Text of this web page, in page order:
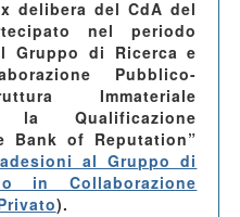
delibera del CdA del
nel periodo
Gruppo di Ricerca e
Pubblico-
Immateriale
la Qualificazione
Bank of Reputation”
adesioni al Gruppo di
in Collaborazione
).